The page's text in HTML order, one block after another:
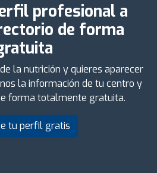
profesional a
de forma
la nutrición y quieres aparecer
la información de tu centro y
forma totalmente gratuita.
tu perfil gratis